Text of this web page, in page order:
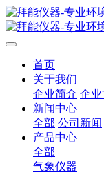
首页
关于我们
企业简介 企
新闻中心
全部 公司新闻
产品中心
全部
气象仪器